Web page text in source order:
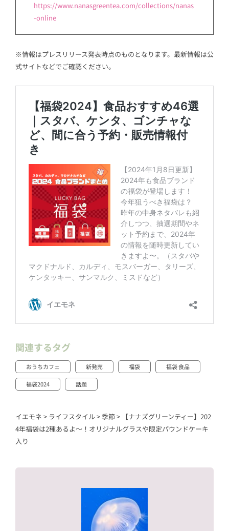
https://www.nanasgreentea.com/collections/nanas
-online
※情報はプレスリリース発表時点のものとなります。最新情報は公
式サイトなどでご確認ください。
関連するタグ
おうちカフェ 新発売 福袋 福袋 食品
福袋2024 話題
イエモネ > ライフスタイル>季節> 【ナナズグリーンティー】202
4年福袋は2種あるよ～！オリジナルグラスや限定パウンドケーキ
入り